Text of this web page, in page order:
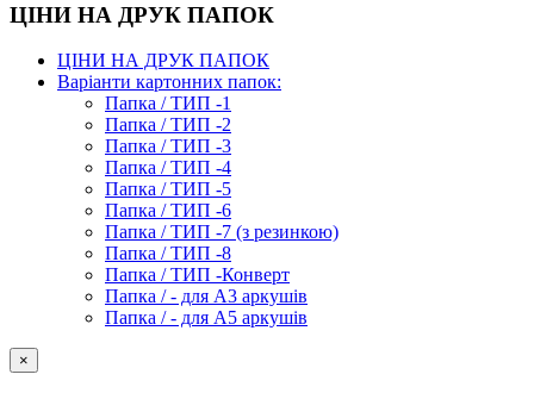
ЦІНИ НА ДРУК ПАПОК
ЦІНИ НА ДРУК ПАПОК
Варіанти картонних папок:
Папка / ТИП -1
Папка / ТИП -2
Папка / ТИП -3
Папка / ТИП -4
Папка / ТИП -5
Папка / ТИП -6
Папка / ТИП -7 (з резинкою)
Папка / ТИП -8
Папка / ТИП -Конверт
Папка / - для А3 аркушів
Папка / - для А5 аркушів
×